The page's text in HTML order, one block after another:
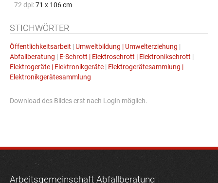
72 dpi: 71 x 106 cm
STICHWÖRTER
Öffentlichkeitsarbeit | Umweltbildung | Umwelterziehung |
Abfallberatung | E-Schrott | Elektroschrott | Elektronikschrott |
Elektrogeräte | Elektronikgeräte | Elektrogerätesammlung |
Elektronikgerätesammlung
Download des Bildes erst nach Login möglich.
Arbeitsgemeinschaft Abfallberatung